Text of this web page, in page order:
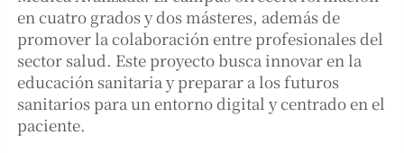
en cuatro grados y dos másteres, además de
promover la colaboración entre profesionales del
sector salud. Este proyecto busca innovar en la
educación sanitaria y preparar a los futuros
sanitarios para un entorno digital y centrado en el
paciente.